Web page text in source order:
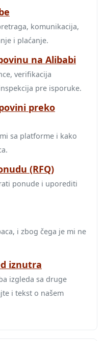
komunikacija,
i plaćanje.
na Alibabi
verifikacija
pre isporuke.
preko
sa platforme i kako
(RFQ)
ponude i uporediti
i zbog čega je mi ne
iznutra
izgleda sa druge
i tekst o našem